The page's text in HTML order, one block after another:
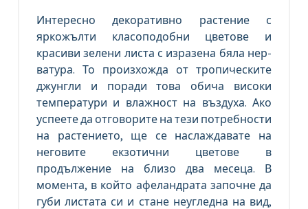
Интересно декоративно растение с
яркожълти класоподобни цветове и
красиви зелени листа с изразена бяла нер-
ватура. То произхожда от тропическите
джунгли и поради това обича високи
температури и влажност на въздуха. Ако
успеете да отговорите на тези потребности
на растението, ще се наслаждавате на
неговите екзотични цветове в
продължение на близо два месеца. В
момента, в който афеландрата започне да
губи листата си и стане неугледна на вид,